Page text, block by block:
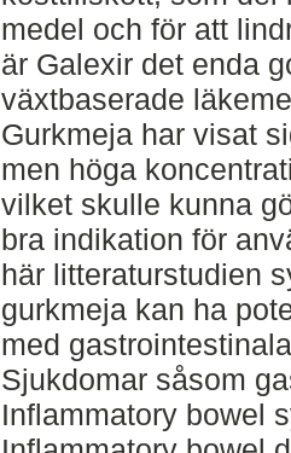
medel och för att
är Galexir det enda
växtbaserade
Gurkmeja har visat
men höga
vilket skulle kunna
bra indikation för
här litteraturstudien
gurkmeja kan ha
med
Sjukdomar såsom
Inflammatory bowel